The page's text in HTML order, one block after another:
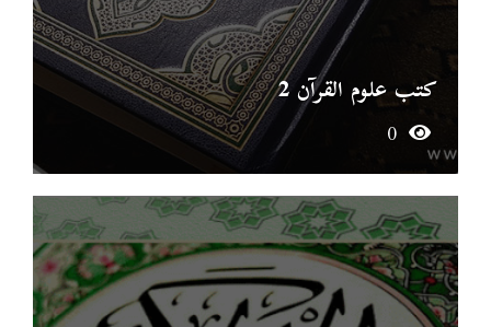
كتب علوم القرآن 2